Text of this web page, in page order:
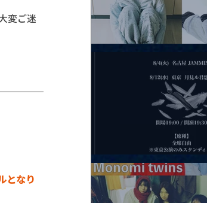
変ご迷
となり
2026.08.12 |【観覧】田澤孝介 ソロワン